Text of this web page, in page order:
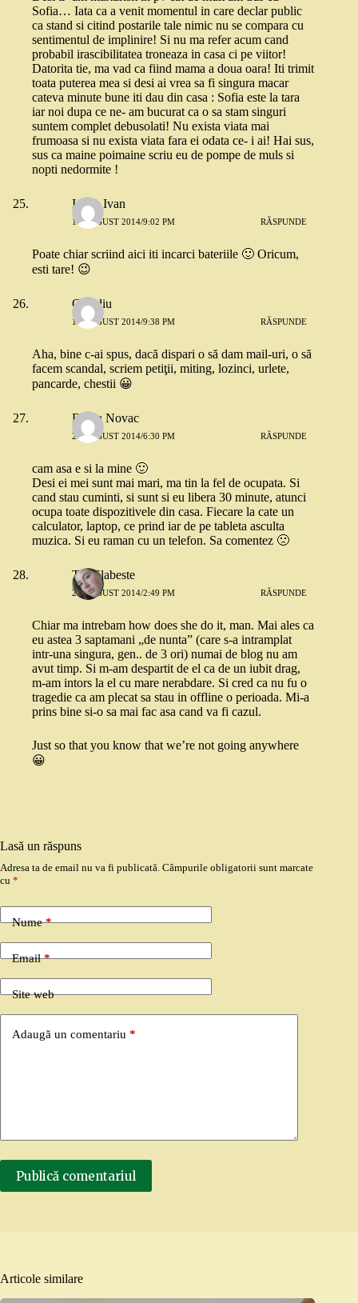
Sofia… Iata ca a venit momentul in care declar public
ca stand si citind postarile tale nimic nu se compara cu
sentimentul de implinire! Si nu ma refer acum cand
probabil irascibilitatea troneaza in casa ci pe viitor!
Datorita tie, ma vad ca fiind mama a doua oara! Iti trimit
toata puterea mea si desi ai vrea sa fi singura macar
cateva minute bune iti dau din casa : Sofia este la tara
iar noi dupa ce ne- am bucurat ca o sa stam singuri
suntem complet debusolati! Nu exista viata mai
frumoasa si nu exista viata fara ei odata ce- i ai! Hai sus,
sus ca maine poimaine scriu eu de pompe de muls si
nopti nedormite !
Ioana Ivan
19 AUGUST 2014/9:02 PM RĂSPUNDE
Poate chiar scriind aici iti incarci bateriile 🙂 Oricum,
esti tare! 😉
Claudiu
19 AUGUST 2014/9:38 PM RĂSPUNDE
Aha, bine c-ai spus, dacă dispari o să dam mail-uri, o să
facem scandal, scriem petiţii, miting, lozinci, urlete,
pancarde, chestii 😀
Diana Novac
25 AUGUST 2014/6:30 PM RĂSPUNDE
cam asa e si la mine 🙂
Desi ei mei sunt mai mari, ma tin la fel de ocupata. Si
cand stau cuminti, si sunt si eu libera 30 minute, atunci
ocupa toate dispozitivele din casa. Fiecare la cate un
calculator, laptop, ce prind iar de pe tableta asculta
muzica. Si eu raman cu un telefon. Sa comentez 🙁
Tea Slabeste
28 AUGUST 2014/2:49 PM RĂSPUNDE
Chiar ma intrebam how does she do it, man. Mai ales ca
eu astea 3 saptamani „de nunta” (care s-a intramplat
intr-una singura, gen.. de 3 ori) numai de blog nu am
avut timp. Si m-am despartit de el ca de un iubit drag,
m-am intors la el cu mare nerabdare. Si cred ca nu fu o
tragedie ca am plecat sa stau in offline o perioada. Mi-a
prins bine si-o sa mai fac asa cand va fi cazul.
Just so that you know that we’re not going anywhere
😀
Lasă un răspuns
Adresa ta de email nu va fi publicată. Câmpurile obligatorii sunt marcate
cu *
Nume*
Email*
Site web
Adaugă un comentariu *
Publică comentariul
Articole similare